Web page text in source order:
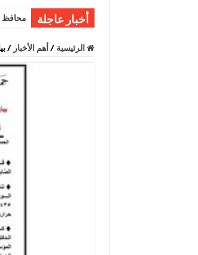
أخبار عاجلة محافظ
الرئيسية /أهم الأخبار /